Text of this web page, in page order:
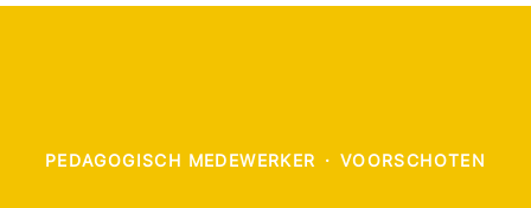
PEDAGOGISCH MEDEWERKER · VOORSCHOTEN